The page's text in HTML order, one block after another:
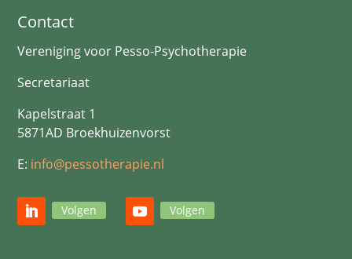
Contact
Vereniging voor Pesso-Psychotherapie
Secretariaat
Kapelstraat 1
5871AD Broekhuizenvorst
E: info@pessotherapie.nl
Volgen Volgen